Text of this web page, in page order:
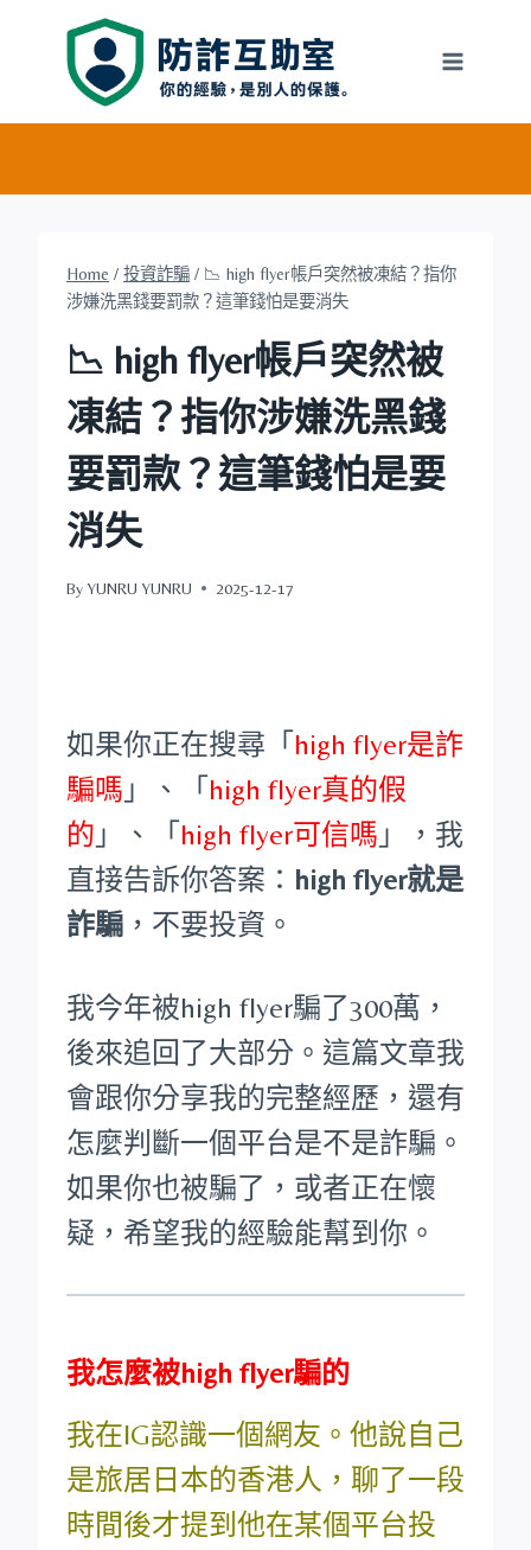
Home / 投資詐騙 / 📉 high flyer帳戶突然被凍結？指你
涉嫌洗黑錢要罰款？這筆錢怕是要消失
📉 high flyer帳戶突然被
凍結？指你涉嫌洗黑錢
要罰款？這筆錢怕是要
消失
By YUNRU YUNRU 2025-12-17
如果你正在搜尋「 high flyer是詐
騙嗎 」、「 high flyer真的假
的 」、「 high flyer可信嗎 」，我
直接告訴你答案： high flyer就是
詐騙 ，不要投資。
我今年被high flyer騙了300萬，
後來追回了大部分。這篇文章我
會跟你分享我的完整經歷，還有
怎麼判斷一個平台是不是詐騙。
如果你也被騙了，或者正在懷
疑，希望我的經驗能幫到你。
我怎麼被high flyer騙的
我在IG認識一個網友。他說自己
是旅居日本的香港人，聊了一段
時間後才提到他在某個平台投